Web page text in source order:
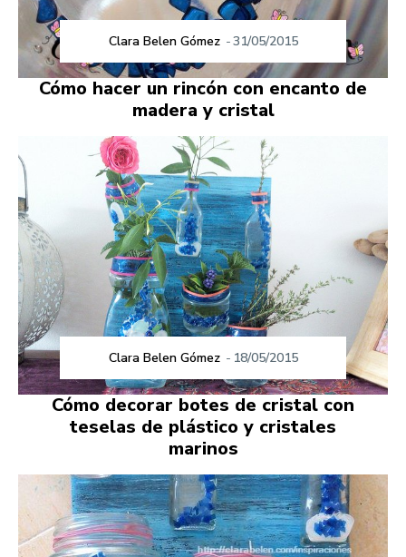
Clara Belen Gómez -31/05/2015
Cómo hacer un rincón con encanto de
madera y cristal
Clara Belen Gómez - 18/05/2015
Cómo decorar botes de cristal con
teselas de plástico y cristales
marinos